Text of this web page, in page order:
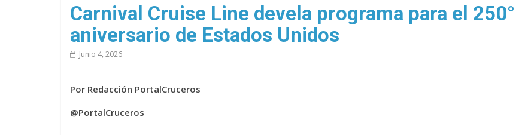
sitio
Carnival Cruise Line devela programa para el 250°
aniversario de Estados Unidos
Junio 4, 2026
Por Redacción PortalCruceros
@PortalCruceros